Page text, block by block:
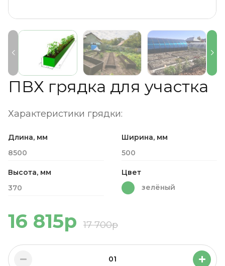
ПВХ грядка для участка
Характеристики грядки:
Длина, мм
8500
Ширина, мм
500
Высота, мм
370
Цвет
зелёный
16 815р 17 700р
01